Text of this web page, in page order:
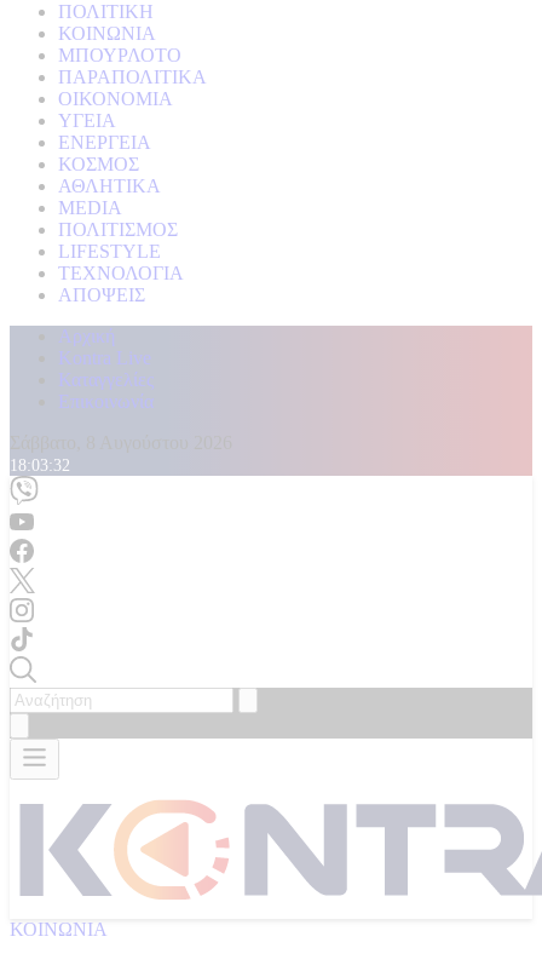
ΠΟΛΙΤΙΚΗ
ΚΟΙΝΩΝΙΑ
ΜΠΟΥΡΛΟΤΟ
ΠΑΡΑΠΟΛΙΤΙΚΑ
ΟΙΚΟΝΟΜΙΑ
ΥΓΕΙΑ
ΕΝΕΡΓΕΙΑ
ΚΟΣΜΟΣ
ΑΘΛΗΤΙΚΑ
MEDIA
ΠΟΛΙΤΙΣΜΟΣ
LIFESTYLE
ΤΕΧΝΟΛΟΓΙΑ
ΑΠΟΨΕΙΣ
Αρχική
Kontra Live
Καταγγελίες
Επικοινωνία
18:03:34
ΚΟΙΝΩΝΙΑ